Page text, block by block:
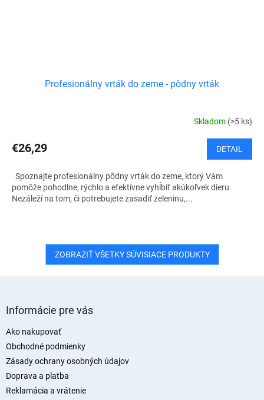
Profesionálny vrták do zeme - pôdny vrták
Skladom (>5 ks)
€26,29 DETAIL
Spoznajte profesionálny pôdny vrták do zeme, ktorý Vám
pomôže pohodlne, rýchlo a efektívne vyhĺbiť akúkoľvek dieru.
Nezáleží na tom, či potrebujete zasadiť zeleninu,...
ZOBRAZIŤ VŠETKY SÚVISIACE PRODUKTY
Informácie pre vás
Ako nakupovať
Obchodné podmienky
Zásady ochrany osobných údajov
Doprava a platba
Reklamácia a vrátenie